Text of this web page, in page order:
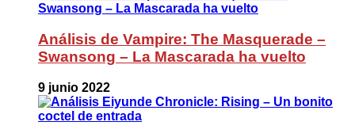
Análisis de Vampire: The Masquerade –
Swansong – La Mascarada ha vuelto
9 junio 2022